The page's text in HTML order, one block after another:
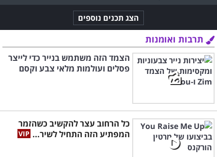
הצג תכנים נוספים
תרבות ואומנות
הצמד הזה משתמש בנייר כדי לייצר
פסלים ועולמות מלאי צבע וקסם
כל הרחוב עצר להקשיב כשהזמר
המפתיע הזה התחיל לשיר...